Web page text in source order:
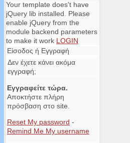
Your template does't have
jQuery lib installed. Please
enable jQuery from the
module backend parameters
to make it work LOGIN
Είσοδος ή Εγγραφή
Δεν έχετε κάνει ακόμα
εγγραφή;
Εγγραφείτε τώρα.
Αποκτήστε πλήρη
πρόσβαση στο site.
Reset My password -
Remind Me My username